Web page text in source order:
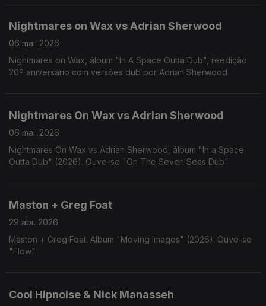
Nightmares on Wax vs Adrian Sherwood
06 mai. 2026
Nightmares on Wax, álbum "In A Space Outta Dub", reedição
20º aniversário com versões dub por Adrian Sherwood
Nightmares On Wax vs Adrian Sherwood
06 mai. 2026
Nightmares On Wax vs Adrian Sherwood, álbum "In a Space
Outta Dub" (2026). Ouve-se "On The Seven Seas Dub"
Maston + Greg Foat
29 abr. 2026
Maston + Greg Foat. Álbum "Moving Images" (2026). Ouve-se
"Flow"
Cool Hipnoise & Nick Manasseh